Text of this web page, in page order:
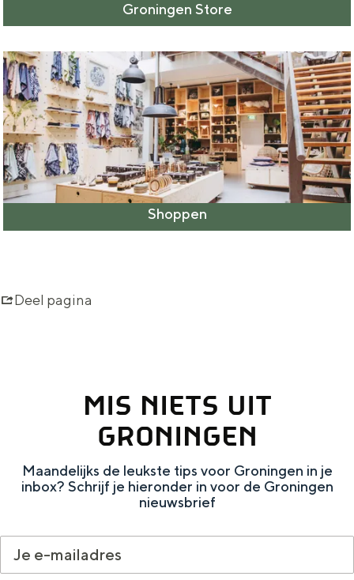
Groningen Store
Shoppen
Deel pagina
MIS NIETS UIT
GRONINGEN
Maandelijks de leukste tips voor Groningen in je
inbox? Schrijf je hieronder in voor de Groningen
nieuwsbrief